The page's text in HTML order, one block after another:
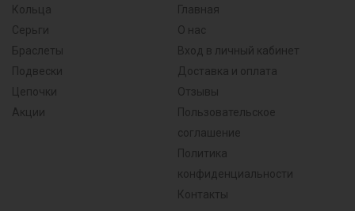
Кольца
Серьги
Браслеты
Подвески
Цепочки
Акции
Главная
О нас
Вход в личный кабинет
Доставка и оплата
Отзывы
Пользовательское
соглашение
Политика
конфиденциальности
Контакты